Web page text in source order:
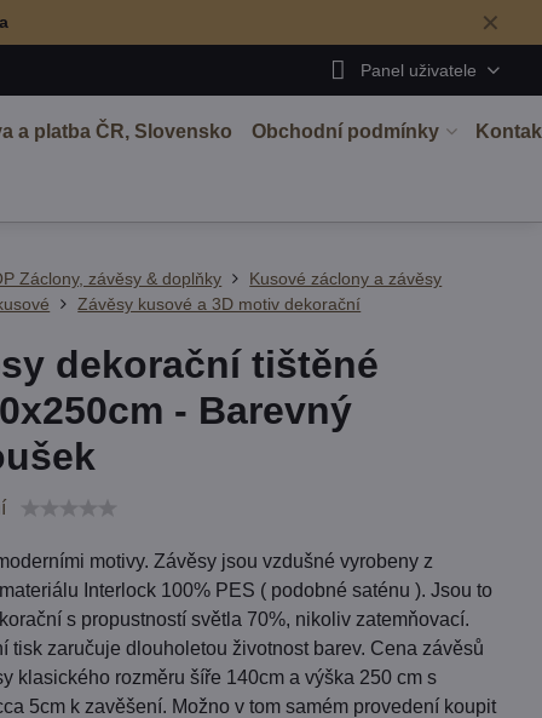
✕
Panel uživatele
a platba ČR, Slovensko Obchodní podmínky
Záclony, závěsy & doplňky
Kusové záclony a závěsy
Závěsy kusové a 3D motiv dekorační
dekorační tištěné
- Barevný
motivy. Závěsy jsou vzdušné vyrobeny z
Interlock 100% PES ( podobné saténu ). Jsou to
s propustností světla 70%, nikoliv zatemňovací.
tisk zaručuje dlouholetou životnost barev. Cena závěsů
klasického rozměru šíře 140cm a výška 250 cm s
5cm k zavěšení. Možno v tom samém provedení koupit